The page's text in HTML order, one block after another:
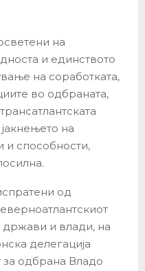
на
и единството
на соработката,
во одбраната,
на
и способности,
од
и влади, на
делегација
за одбрана Владо